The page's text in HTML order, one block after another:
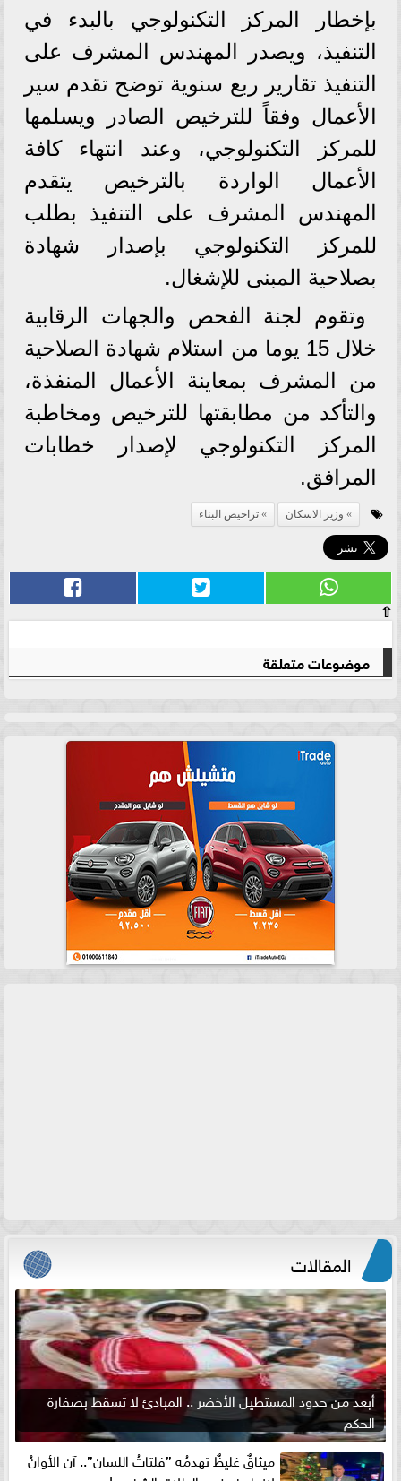
بإخطار المركز التكنولوجي بالبدء في
التنفيذ، ويصدر المهندس المشرف على
التنفيذ تقارير ربع سنوية توضح تقدم سير
الأعمال وفقاً للترخيص الصادر ويسلمها
للمركز التكنولوجي، وعند انتهاء كافة
الأعمال الواردة بالترخيص يتقدم
المهندس المشرف على التنفيذ بطلب
للمركز التكنولوجي بإصدار شهادة
بصلاحية المبنى للإشغال.
وتقوم لجنة الفحص والجهات الرقابية
خلال 15 يوما من استلام شهادة الصلاحية
من المشرف بمعاينة الأعمال المنفذة،
والتأكد من مطابقتها للترخيص ومخاطبة
المركز التكنولوجي لإصدار خطابات
المرافق.
وزير الاسكان تراخيص البناء
⇧
موضوعات متعلقة
المقالات
أبعد من حدود المستطيل الأخضر .. المبادئ لا تسقط بصفارة
الحكم
ميثاقٌ غليظٌ تهدمُه ”فلتاتُ اللسان”.. آن الأوانُ